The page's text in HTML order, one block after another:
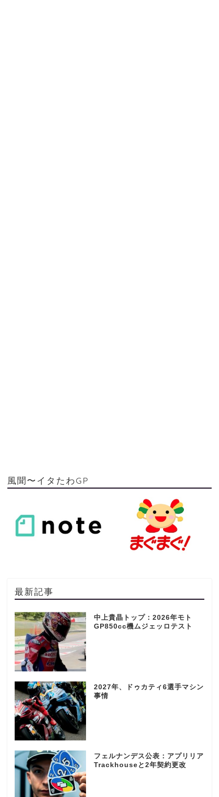
風聞〜イタたわGP
最新記事
中上貴晶トップ：2026年モト
GP850cc機ムジェッロテスト
2027年、ドゥカティ6選手マシン
事情
フェルナンデス公表：アプリリア
Trackhouseと2年契約更改